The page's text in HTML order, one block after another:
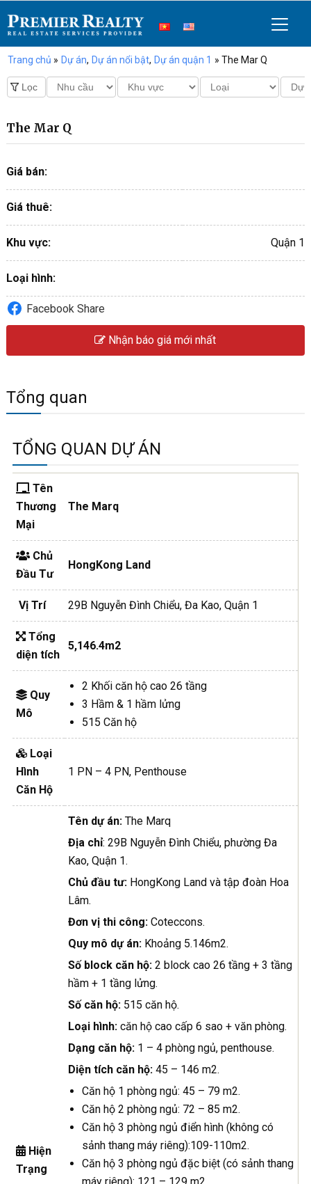
Trang chủ » Dự án, Dự án nổi bật, Dự án quận 1 » The Mar Q
The Mar Q
Giá bán:
Giá thuê:
Khu vực: Quận 1
Loại hình:
Facebook Share
Nhận báo giá mới nhất
Tổng quan
TỔNG QUAN DỰ ÁN
Tên
Thương
Mại
The Marq
Chủ
Đầu Tư
HongKong Land
Vị Trí 29B Nguyễn Đình Chiểu, Đa Kao, Quận 1
Tổng
diện tích
5,146.4m2
Quy
Mô
2 Khối căn hộ cao 26 tầng
3 Hầm & 1 hầm lửng
515 Căn hộ
Loại
Hình
Căn Hộ
1 PN – 4 PN, Penthouse
Hiện
Trạng
Tên dự án:The Marq
Địa chỉ: 29B Nguyễn Đình Chiểu, phường Đa
Kao, Quận 1.
Chủ đầu tư: HongKong Land và tập đoàn Hoa
Lâm.
Đơn vị thi công:Coteccons.
Quy mô dự án:Khoảng 5.146m2.
Số block căn hộ:2 block cao 26 tầng + 3 tầng
hầm + 1 tầng lửng.
Số căn hộ:515 căn hộ.
Loại hình:căn hộ cao cấp 6 sao + văn phòng.
Dạng căn hộ:1 – 4 phòng ngủ, penthouse.
Diện tích căn hộ:45 – 146 m2.
Căn hộ 1 phòng ngủ: 45 – 79 m2.
Căn hộ 2 phòng ngủ: 72 – 85 m2.
Căn hộ 3 phòng ngủ điển hình (không có
sảnh thang máy riêng):109-110m2.
Căn hộ 3 phòng ngủ đặc biệt (có sảnh thang